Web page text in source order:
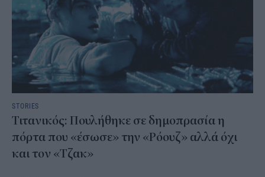
STORIES
Τιτανικός: Πουλήθηκε σε δημοπρασία η
πόρτα που «έσωσε» την «Ρόουζ» αλλά όχι
και τον «Τζακ»